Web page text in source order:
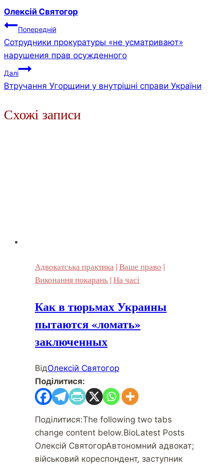
Олексій Святогор
Навігація
записів
Попередній
Сотрудники прокуратуры «не усматривают»
нарушения прав осужденного
Далі
Втручання Угорщини у внутрішні справи України
Схожі записи
Адвокатська практика |Ваше право |
Виконання покарань |На часі
Как в тюрьмах Украины
пытаются «ломать»
заключенных
ВідОлексій Святогор
Поділитися:
Поділитися:The following two tabs
change content below.BioLatest Posts
Олексій СвятогорАвтономний адвокат;
військовий кореспондент, заступник